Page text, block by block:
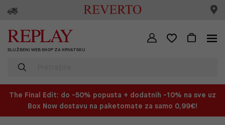
SLUŽBENI WEB SHOP ZA HRVATSKU
The Final Edit: do -50% popusta + dodatnih -10% na sve uz
Box Now dostavu na paketomate za samo 0,99€!